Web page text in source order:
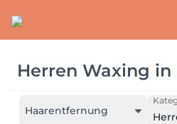
Herren Waxing in
Haarentfernung